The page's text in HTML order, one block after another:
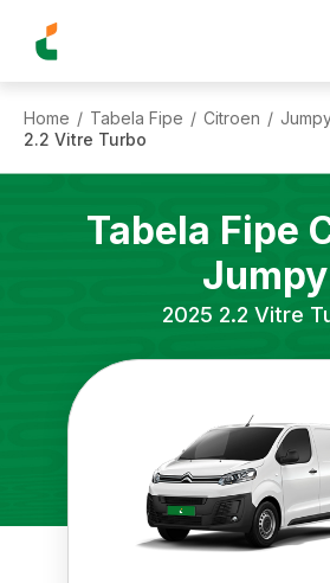
Home / Tabela Fipe / Citroen /
2.2 Vitre Turbo
Tabela Fipe
Jumpy
2025 2.2 Vitre